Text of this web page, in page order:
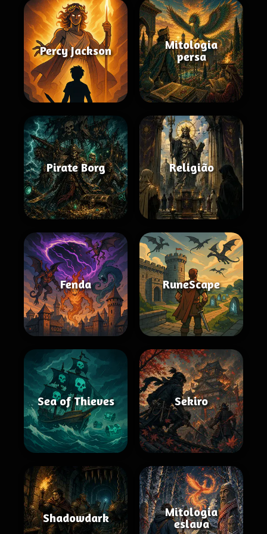
Percy Jackson
Mitologia
persa
Pirate Borg Religião
Fenda RuneScape
Sea of Thieves Sekiro
Shadowdark
Mitologia
eslava